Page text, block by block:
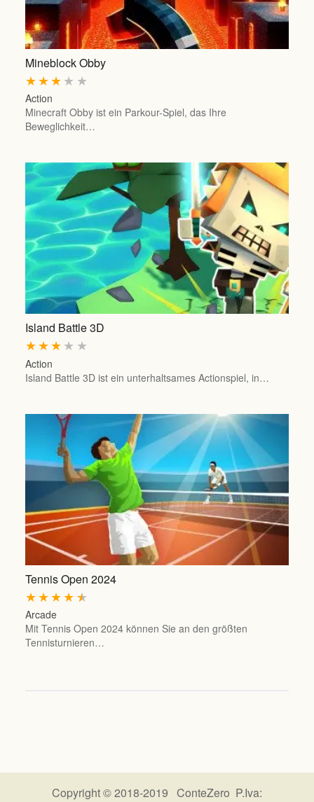
Mineblock Obby
★
★
★
★
★
Action
Minecraft Obby ist ein Parkour-Spiel, das Ihre
Beweglichkeit…
Island Battle 3D
★
★
★
★
★
Action
Island Battle 3D ist ein unterhaltsames Actionspiel, in…
Tennis Open 2024
★
★
★
★
★
Arcade
Mit Tennis Open 2024 können Sie an den größten
Tennisturnieren…
Copyright © 2018-2019 ConteZero P.Iva: